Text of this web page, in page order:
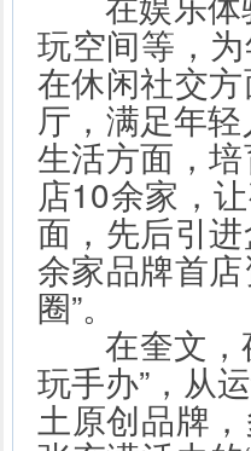
玩空间等，
在休闲社交
厅，满足年轻
生活方面，
店10余家，
面，先后引
余家品牌首
圈”。
在奎文，
玩手办”，从
土原创品牌